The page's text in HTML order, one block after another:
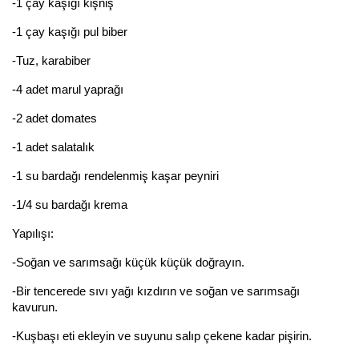
-1 çay kaşığı kişniş
-1 çay kaşığı pul biber
-Tuz, karabiber
-4 adet marul yaprağı
-2 adet domates
-1 adet salatalık
-1 su bardağı rendelenmiş kaşar peyniri
-1/4 su bardağı krema
Yapılışı:
-Soğan ve sarımsağı küçük küçük doğrayın.
-Bir tencerede sıvı yağı kızdırın ve soğan ve sarımsağı
kavurun.
-Kuşbaşı eti ekleyin ve suyunu salıp çekene kadar pişirin.